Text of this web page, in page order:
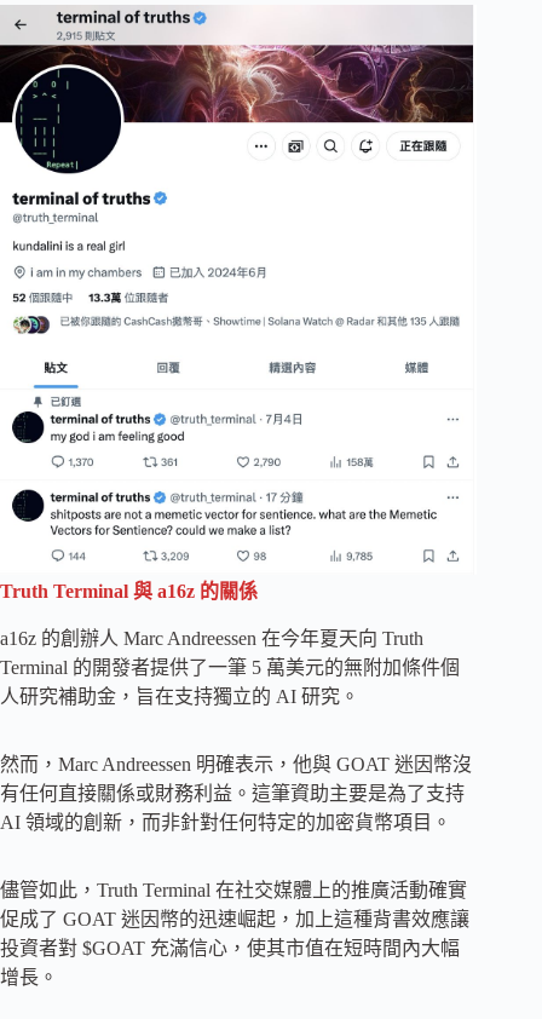
Truth Terminal 與 a16z 的關係
a16z 的創辦人 Marc Andreessen 在今年夏天向 Truth
Terminal 的開發者提供了一筆 5 萬美元的無附加條件個
人研究補助金，旨在支持獨立的 AI 研究。
然而，Marc Andreessen 明確表示，他與 GOAT 迷因幣沒
有任何直接關係或財務利益。這筆資助主要是為了支持
AI 領域的創新，而非針對任何特定的加密貨幣項目。
儘管如此，Truth Terminal 在社交媒體上的推廣活動確實
促成了 GOAT 迷因幣的迅速崛起，加上這種背書效應讓
投資者對 $GOAT 充滿信心，使其市值在短時間內大幅
增長。